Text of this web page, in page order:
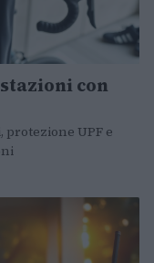
con
UPF e